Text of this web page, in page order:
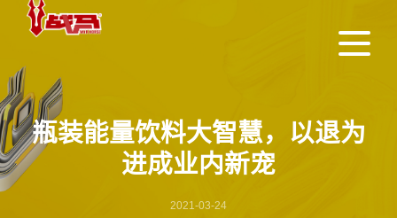
瓶装能量饮料大智慧，以退为
进成业内新宠
2021-03-24